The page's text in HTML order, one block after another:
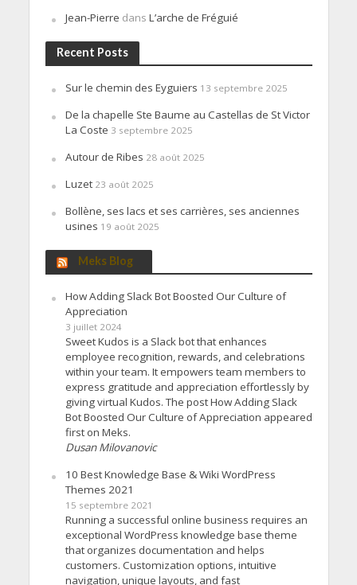
Jean-Pierre dans L’arche de Fréguié
Recent Posts
Sur le chemin des Eyguiers 13 septembre 2025
De la chapelle Ste Baume au Castellas de St Victor
La Coste 3 septembre 2025
Autour de Ribes 28 août 2025
Luzet 23 août 2025
Bollène, ses lacs et ses carrières, ses anciennes
usines 19 août 2025
Meks Blog
How Adding Slack Bot Boosted Our Culture of
Appreciation
3 juillet 2024
Sweet Kudos is a Slack bot that enhances
employee recognition, rewards, and celebrations
within your team. It empowers team members to
express gratitude and appreciation effortlessly by
giving virtual Kudos. The post How Adding Slack
Bot Boosted Our Culture of Appreciation appeared
first on Meks.
Dusan Milovanovic
10 Best Knowledge Base & Wiki WordPress
Themes 2021
15 septembre 2021
Running a successful online business requires an
exceptional WordPress knowledge base theme
that organizes documentation and helps
customers. Customization options, intuitive
navigation, unique layouts, and fast